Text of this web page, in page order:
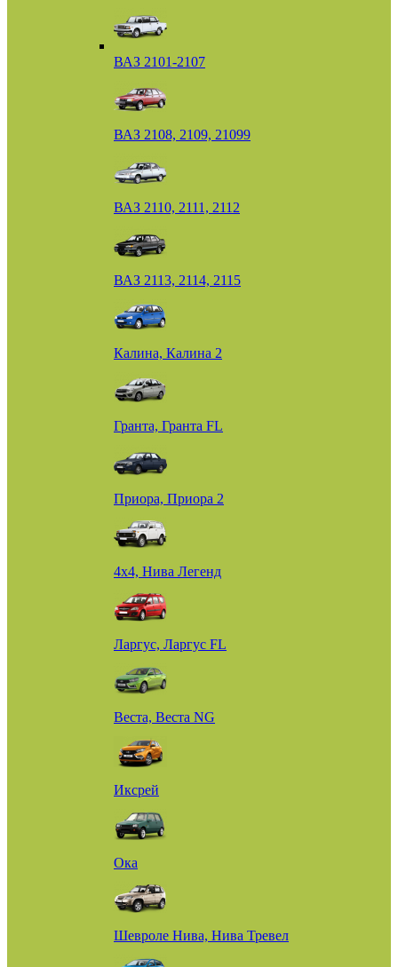
ВАЗ 2101-2107
ВАЗ 2108, 2109, 21099
ВАЗ 2110, 2111, 2112
ВАЗ 2113, 2114, 2115
Калина, Калина 2
Гранта, Гранта FL
Приора, Приора 2
4х4, Нива Легенд
Ларгус, Ларгус FL
Веста, Веста NG
Иксрей
Ока
Шевроле Нива, Нива Тревел